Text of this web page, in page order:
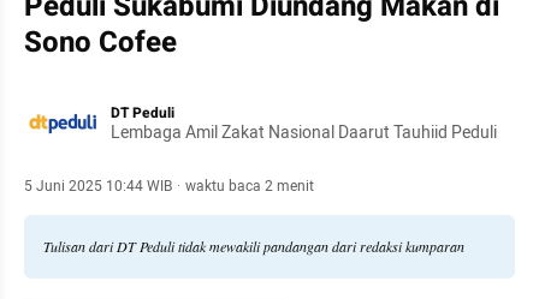
Sono Cofee
DT Peduli
Lembaga Amil Zakat Nasional Daarut Tauhiid Peduli
5 Juni 2025 10:44 WIB · waktu baca 2 menit
Tulisan dari DT Peduli tidak mewakili pandangan dari redaksi kumparan